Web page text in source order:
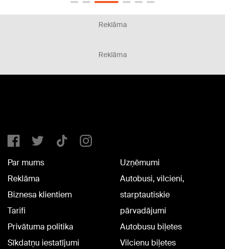
Reklāma
Reklāma
Par mums
Reklāma
Biznesa klientiem
Tarifi
Privātuma politika
Sīkdatņu iestatījumi
Uzņēmumi
Autobusi, vilcieni,
starptautiskie
pārvadājumi
Autobusu biļetes
Vilcienu biļetes